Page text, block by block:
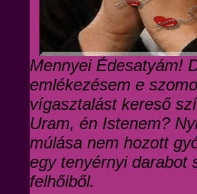
Mennyei Édesatyám!
emlékezésem e
vígasztalást kereső
Uram, én Istenem?
múlása nem hozott
egy tenyérnyi darabot
felhőiből.